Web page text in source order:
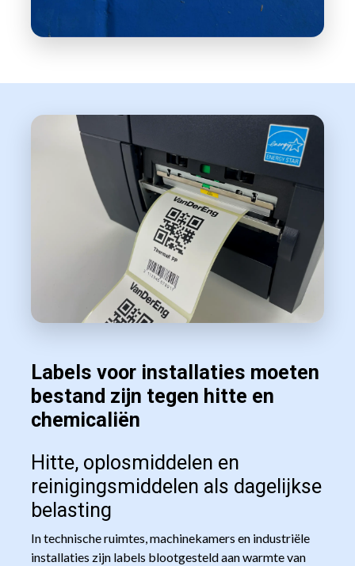
Labels voor installaties moeten
bestand zijn tegen hitte en
chemicaliën
Hitte, oplosmiddelen en
reinigingsmiddelen als dagelijkse
belasting
In technische ruimtes, machinekamers en industriële
installaties zijn labels blootgesteld aan warmte van